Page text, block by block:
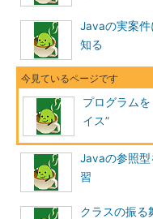
Javaの実案
知る
プログラム
イス”
Javaの参照
習
クラスの振る